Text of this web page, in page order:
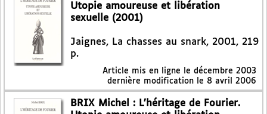
Utopie amoureuse et libération
sexuelle (2001)
Jaignes, La chasses au snark, 2001, 219
p.
Article mis en ligne le décembre 2003
dernière modification le 8 avril 2006
BRIX Michel : L’héritage de Fourier.